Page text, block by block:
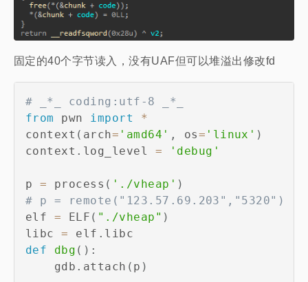
固定的40个字节读入，没有UAF但可以堆溢出修改fd
# _*_ coding:utf-8 _*_
from
pwn import
*
context ( arch= 'amd64' , os= 'linux' )
context . log_level = 'debug'
p = process ( './vheap' )
# p = remote("123.57.69.203","5320")
elf = ELF ( "./vheap" )
libc = elf .
def
dbg ( ) :
    gdb
. attach ( p )